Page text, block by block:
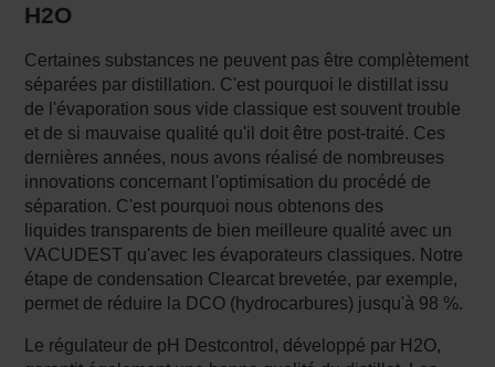
H2O
Certaines substances ne peuvent pas être complètement
séparées par distillation. C'est pourquoi le distillat issu
de l'évaporation sous vide classique est souvent trouble
et de si mauvaise qualité qu'il doit être post-traité. Ces
dernières années, nous avons réalisé de nombreuses
innovations concernant l'optimisation du procédé de
séparation. C'est pourquoi nous obtenons des
liquides transparents de bien meilleure qualité avec un
VACUDEST qu'avec les évaporateurs classiques. Notre
étape de condensation Clearcat brevetée, par exemple,
permet de réduire la DCO (hydrocarbures) jusqu'à 98 %.
Le régulateur de pH Destcontrol, développé par H2O,